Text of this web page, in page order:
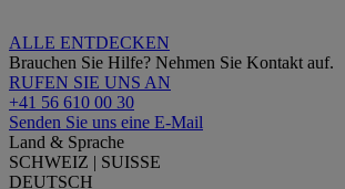
ALLE ENTDECKEN
Brauchen Sie Hilfe? Nehmen Sie Kontakt auf.
RUFEN SIE UNS AN
+41 56 610 00 30
Senden Sie uns eine E-Mail
Land & Sprache
SCHWEIZ | SUISSE
DEUTSCH